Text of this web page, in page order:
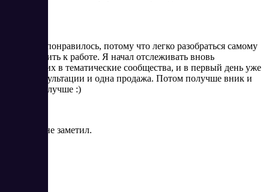
Да, очень понравилось, потому что легко разобраться самому
и приступить к работе. Я начал отслеживать вновь
вступивших в тематические сообщества, и в первый день уже
были консультации и одна продажа. Потом получше вник и
стало еще лучше :)
Минусов не заметил.